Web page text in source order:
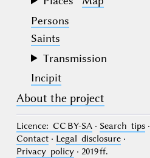
Persons
Saints
Transmission
Incipit
About the project
Licence: CC BY-SA· Search tips·
Contact· Legal disclosure·
Privacy policy· 2019 ff.